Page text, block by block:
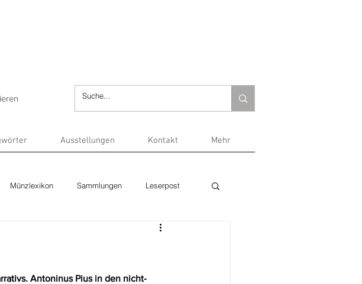
Ausstellungen Kontakt Mehr
Münzlexikon Sammlungen Leserpost
Antoninus Pius in den nicht-